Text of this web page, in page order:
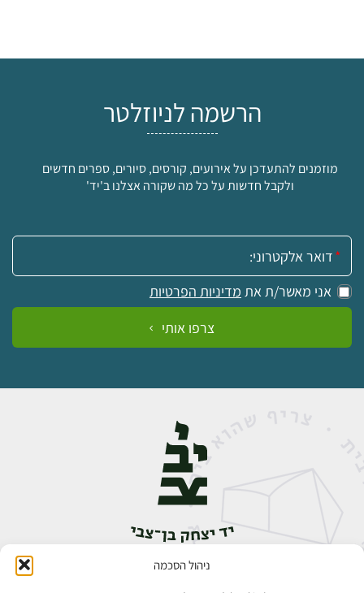
ניהול הסכמה
הרשמה לניוזלטר
מוזמנים להתעדכן על אירועים, קורסים, סיורים, ספרים חדשים
ולקבל חדשות על כל מה שקורה אצלנו ב'יד'
אימייל:
אני מאשר/ת את מדיניות הפרטיות
צרפו אותי
אבן גבירול 14, רחביה, ירושלים